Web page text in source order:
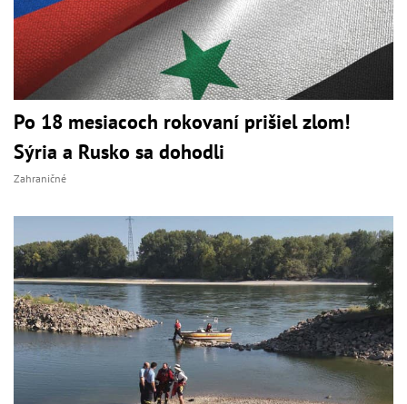
Po 18 mesiacoch rokovaní prišiel zlom!
Sýria a Rusko sa dohodli
Zahraničné